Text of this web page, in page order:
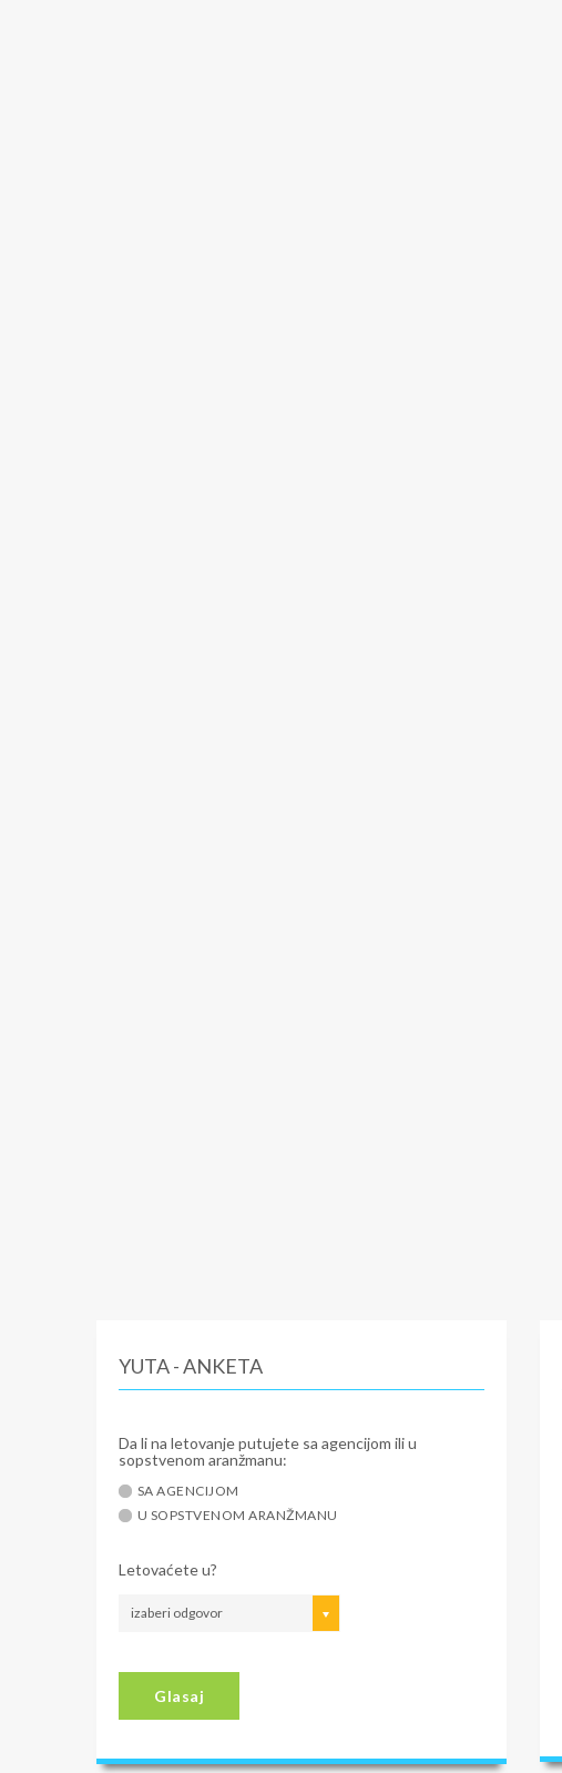
YUTA - ANKETA
Da li na letovanje putujete sa agencijom ili u
sopstvenom aranžmanu:
SA AGENCIJOM
U SOPSTVENOM ARANŽMANU
Letovaćete u?
izaberi odgovor
Glasaj